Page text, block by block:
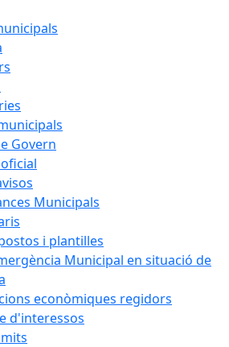
Govern
Municipals
i plantilles
Municipal en situació de
econòmiques regidors
d'interessos